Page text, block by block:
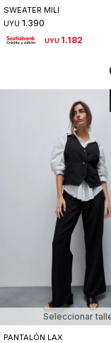
SWEATER MILI
UYU 1.390
UYU 1.182
Seleccionar
PANTALÓN LAX